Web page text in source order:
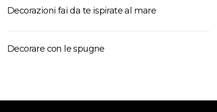
Decorazioni fai da te ispirate al mare
Decorare con le spugne